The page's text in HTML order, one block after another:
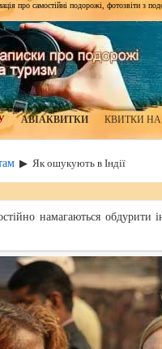
про самостійні подорожі, фотозвіти з
АВІАКВИТКИ КВИТКИ
▶ Як ошукують в Індії
намагаються обдурити